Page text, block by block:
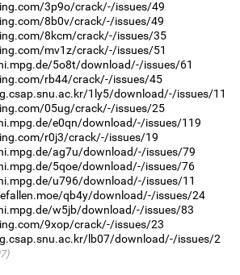
3p9o/crack/-/issues/49
8b0v/crack/-/issues/49
8kcm/crack/-/issues/35
mv1z/crack/-/issues/51
5o8t/download/-/issues/61
rb44/crack/-/issues/45
1ly5/download/-/issues/11
05ug/crack/-/issues/25
e0qn/download/-/issues/119
r0j3/crack/-/issues/19
ag7u/download/-/issues/79
5qoe/download/-/issues/76
u796/download/-/issues/11
qb4y/download/-/issues/24
w5jb/download/-/issues/83
9xop/crack/-/issues/23
lb07/download/-/issues/2